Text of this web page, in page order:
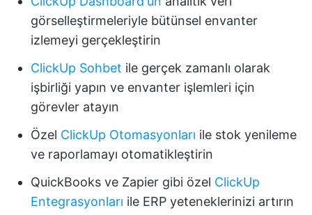
görselleştirmeleriyle bütünsel envanter
izlemeyi gerçekleştirin
ClickUp Sohbet ile gerçek zamanlı olarak
işbirliği yapın ve envanter işlemleri için
görevler atayın
Özel ClickUp Otomasyonları ile stok yenileme
ve raporlamayı otomatikleştirin
QuickBooks ve Zapier gibi özel ClickUp
Entegrasyonları ile ERP yeteneklerinizi artırın